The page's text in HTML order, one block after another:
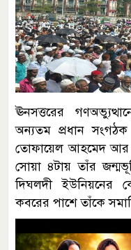
ঊনসত্তরের
অন্যতম প্রধান
তোফায়েল আহমেদ আর
সোয়া ৪টায় তাঁর
দিঘলদী ইউনিয়নের
কবরের পাশে তাঁকে